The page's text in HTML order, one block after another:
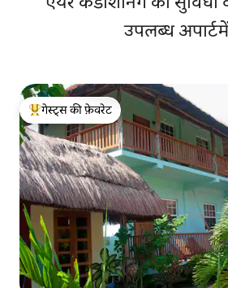
उपलब्ध
गेस्ट्स का टॉप फ़ेवरेट
गेस्ट्स की फ़ेवरेट